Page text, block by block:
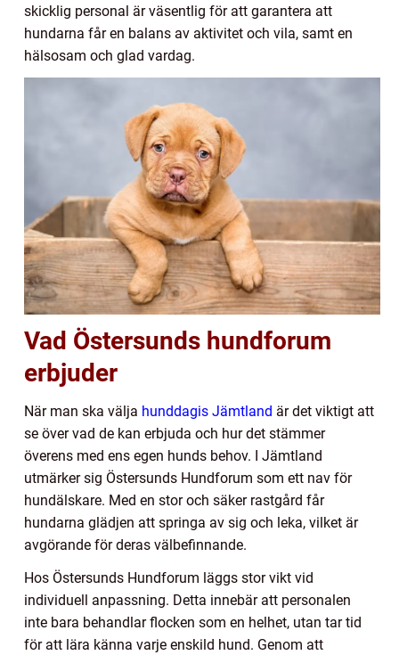
skicklig personal är väsentlig för att garantera att
hundarna får en balans av aktivitet och vila, samt en
hälsosam och glad vardag.
Vad Östersunds hundforum
erbjuder
När man ska välja hunddagis Jämtland är det viktigt att
se över vad de kan erbjuda och hur det stämmer
överens med ens egen hunds behov. I Jämtland
utmärker sig Östersunds Hundforum som ett nav för
hundälskare. Med en stor och säker rastgård får
hundarna glädjen att springa av sig och leka, vilket är
avgörande för deras välbefinnande.
Hos Östersunds Hundforum läggs stor vikt vid
individuell anpassning. Detta innebär att personalen
inte bara behandlar flocken som en helhet, utan tar tid
för att lära känna varje enskild hund. Genom att